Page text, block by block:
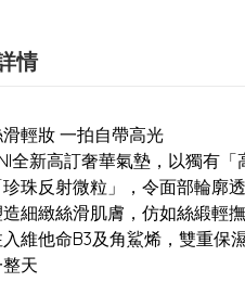
情
輕妝 一拍自帶高光
全新高訂奢華氣墊，以獨有
珠反射微粒」，令面部輪廓
細緻絲滑肌膚，仿如絲緞輕
維他命B3及角鯊烯，雙重保
天